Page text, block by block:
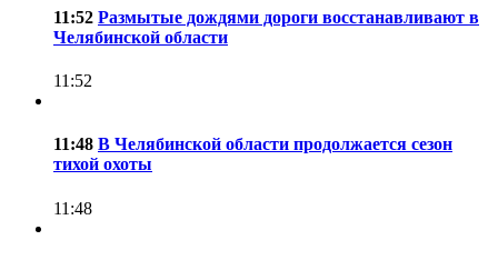
11:52 Размытые дождями дороги восстанавливают в
Челябинской области
11:52
11:48 В Челябинской области продолжается сезон
тихой охоты
11:48